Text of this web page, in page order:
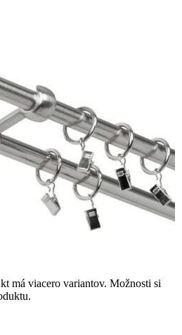
má viacero variantov. Možnosti si